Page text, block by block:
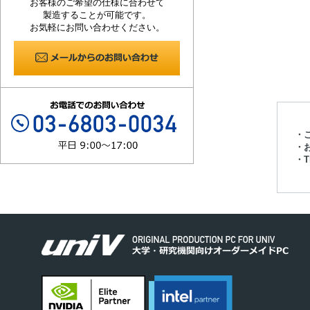
・
・
・
お客様のご希望の仕様に合わせて
製造することが可能です。
お気軽にお問い合わせください。